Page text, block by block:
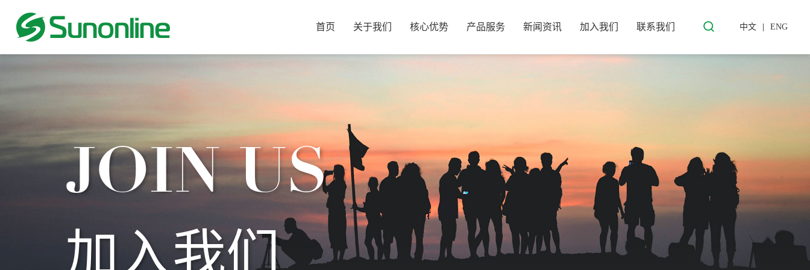
中文 ENG
首页 关于我们 核心优势 产品服务 新闻资讯 加入我们 联系我们
JOIN US
加入我们